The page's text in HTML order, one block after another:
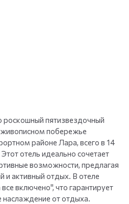
пятизвездочный
побережье
районе Лара, всего в 14
отель идеально сочетает
возможности, предлагая
активный отдых. В отеле
включено", что гарантирует
от отдыха.